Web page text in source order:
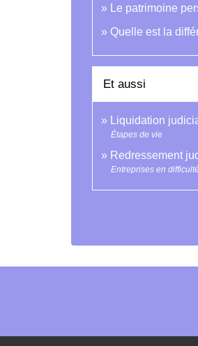
Le patrimoine
Quelle est la
Et aussi
Liquidation
Étapes de vie
Redressement
Entreprises en difficulté